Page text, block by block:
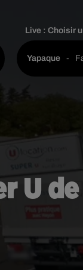
Live :Choisir
Yapaque -
U